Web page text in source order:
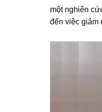
một nghiên
đến việc giảm